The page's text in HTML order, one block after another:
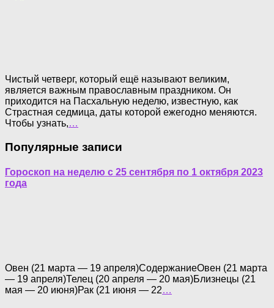
Чистый четверг, который ещё называют великим,
является важным православным праздником. Он
приходится на Пасхальную неделю, известную, как
Страстная седмица, даты которой ежегодно меняются.
Чтобы узнать,…
Популярные записи
Гороскоп на неделю с 25 сентября по 1 октября 2023
года
Овен (21 марта — 19 апреля)СодержаниеОвен (21 марта
— 19 апреля)Телец (20 апреля — 20 мая)Близнецы (21
мая — 20 июня)Рак (21 июня — 22…